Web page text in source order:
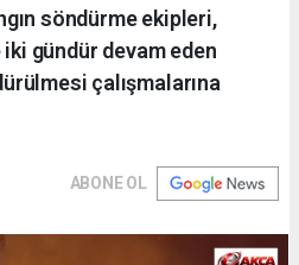
söndürme ekipleri,
iki gündür devam eden
çalışmalarına
ABONE OL